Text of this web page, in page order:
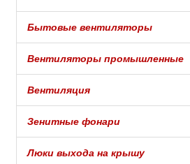
Бытовые вентиляторы
Вентиляторы промышленные
Вентиляция
Зенитные фонари
Люки выхода на крышу